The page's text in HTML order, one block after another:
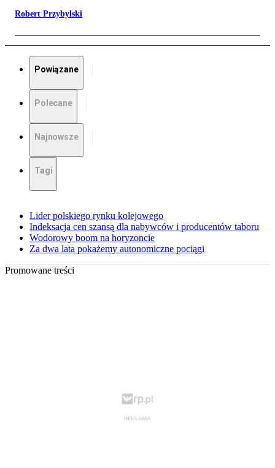
Robert Przybylski
Powiązane
Polecane
Najnowsze
Tagi
Lider polskiego rynku kolejowego
Indeksacja cen szansą dla nabywców i producentów taboru
Wodorowy boom na horyzoncie
Za dwa lata pokażemy autonomiczne pociągi
Promowane treści